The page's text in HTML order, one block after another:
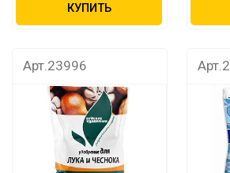
КУПИТЬ
Арт.23996